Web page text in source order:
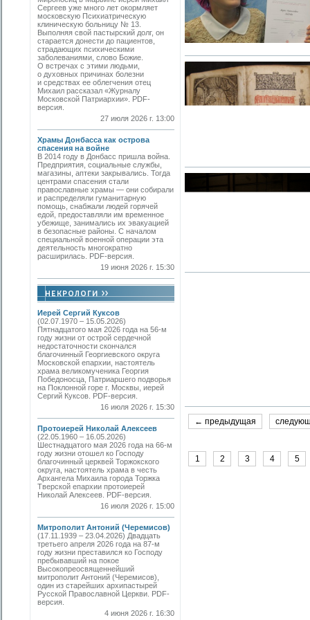
Сергеев уже много лет окормляет
московскую Психиатрическую
клиническую больницу № 13.
Выполняя свой пастырский долг, он
старается донести до пациентов,
страдающих психическими
заболеваниями, слово Божие.
О встречах с этими людьми,
о духовных причинах болезни
и средствах ее облегчения отец
Михаил рассказал «Журналу
Московской Патриархии». PDF-
версия.
27 июля 2026 г. 13:00
Храмы Донбасса как острова
спасения на войне
В 2014 году в Донбасс пришла война.
Предприятия, социальные службы,
магазины, аптеки закрывались. Тогда
центрами спасения стали
православные храмы — они собирали
и распределяли гуманитарную
помощь, снабжали людей горячей
едой, предоставляли им временное
убежище, занимались их эвакуацией
в безопасные районы. С началом
специальной военной операции эта
деятельность многократно
расширилась. PDF-версия.
19 июня 2026 г. 15:30
Иерей Сергий Куксов
(02.07.1970 – 15.05.2026)
Пятнадцатого мая 2026 года на 56-м
году жизни от острой сердечной
недостаточности скончался
благочинный Георгиевского округа
Московской епархии, настоятель
храма великомученика Георгия
Победоносца, Патриаршего подворья
на Поклонной горе г. Москвы, иерей
Сергий Куксов. PDF-версия.
16 июля 2026 г. 15:30
Протоиерей Николай Алексеев
(22.05.1960 – 16.05.2026)
Шестнадцатого мая 2026 года на 66-м
году жизни отошел ко Господу
благочинный церквей Торжокского
округа, настоятель храма в честь
Архангела Михаила города Торжка
Тверской епархии протоиерей
Николай Алексеев. PDF-версия.
16 июля 2026 г. 15:00
Митрополит Антоний (Черемисов)
(17.11.1939 – 23.04.2026) Двадцать
третьего апреля 2026 года на 87-м
году жизни преставился ко Господу
пребывавший на покое
Высокопреосвященнейший
митрополит Антоний (Черемисов),
один из старейших архипастырей
Русской Православной Церкви. PDF-
версия.
4 июня 2026 г. 16:30
← предыдущая
1 2 3 4 5